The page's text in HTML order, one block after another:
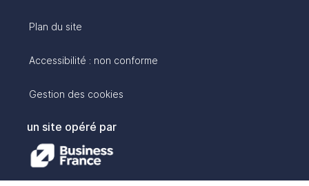
Plan du site
Accessibilité : non conforme
Gestion des cookies
un site opéré par
avec :